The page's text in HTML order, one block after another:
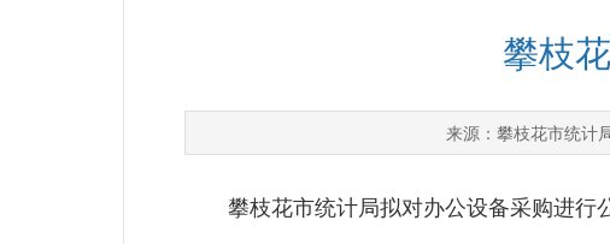
攀枝
来源： 攀枝花市统计
攀枝花市统计局拟对办公设备采购进行公